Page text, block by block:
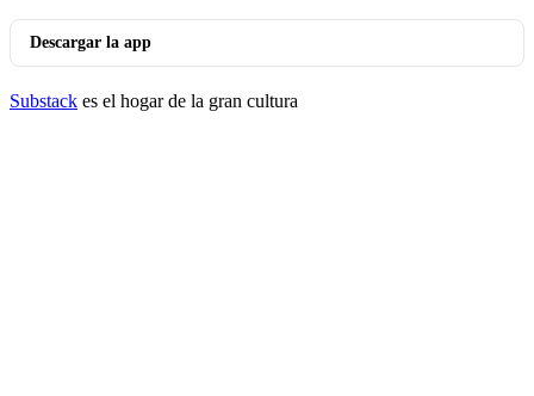
Descargar la app
Substack es el hogar de la gran cultura